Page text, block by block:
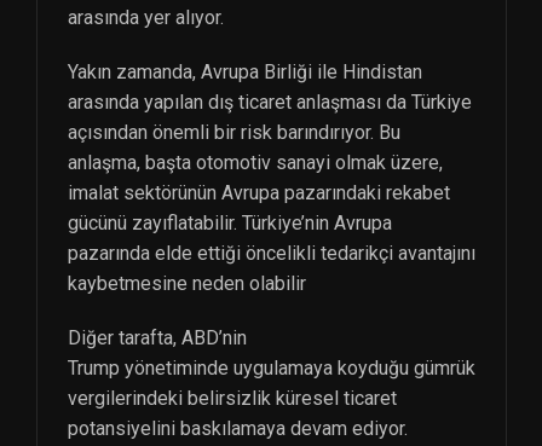
arasında yer alıyor.
Yakın zamanda, Avrupa Birliği ile Hindistan
arasında yapılan dış ticaret anlaşması da Türkiye
açısından önemli bir risk barındırıyor. Bu
anlaşma, başta otomotiv sanayi olmak üzere,
imalat sektörünün Avrupa pazarındaki rekabet
gücünü zayıflatabilir. Türkiye’nin Avrupa
pazarında elde ettiği öncelikli tedarikçi avantajını
kaybetmesine neden olabilir
Diğer tarafta, ABD’nin
Trump yönetiminde uygulamaya koyduğu gümrük
vergilerindeki belirsizlik küresel ticaret
potansiyelini baskılamaya devam ediyor.